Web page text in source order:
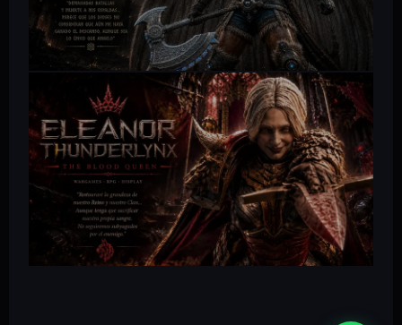
FUTURE WAR GIRLS
INGRID
2 poses · 3 cabezas · Sistema modular
VER PERSONAJE →